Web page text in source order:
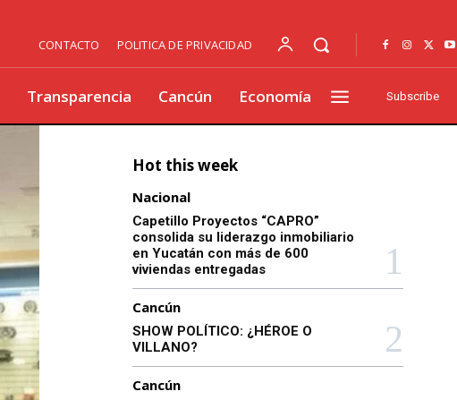
CONTACTO POLITICA DE PRIVACIDAD
Transparencia Cancún Economía Subscribe
Hot this week
Nacional
Capetillo Proyectos “CAPRO”
consolida su liderazgo inmobiliario
en Yucatán con más de 600
viviendas entregadas
Cancún
SHOW POLÍTICO: ¿HÉROE O
VILLANO?
Cancún